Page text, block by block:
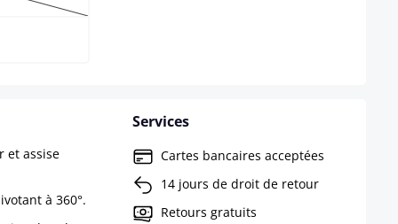
et assise
à 360°.
Services
Cartes bancaires acceptées
14 jours de droit de retour
Retours gratuits